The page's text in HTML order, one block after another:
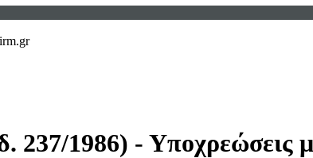
1986) - Υποχρεώσεις